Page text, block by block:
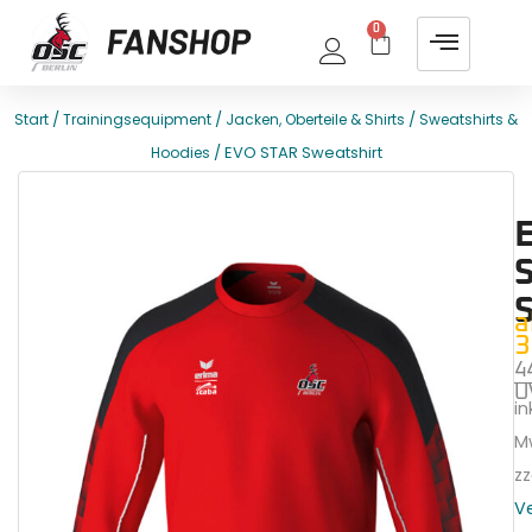
0
Start /Trainingsequipment / Jacken, Oberteile & Shirts /Sweatshirts &
Hoodies / EVO STAR Sweatshirt